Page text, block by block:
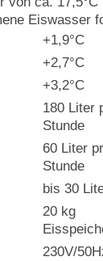
Eiswasser
+1,9°C
+2,7°C
+3,2°C
180 Liter
Stunde
60 Liter
Stunde
bis 30
20 kg
230V/